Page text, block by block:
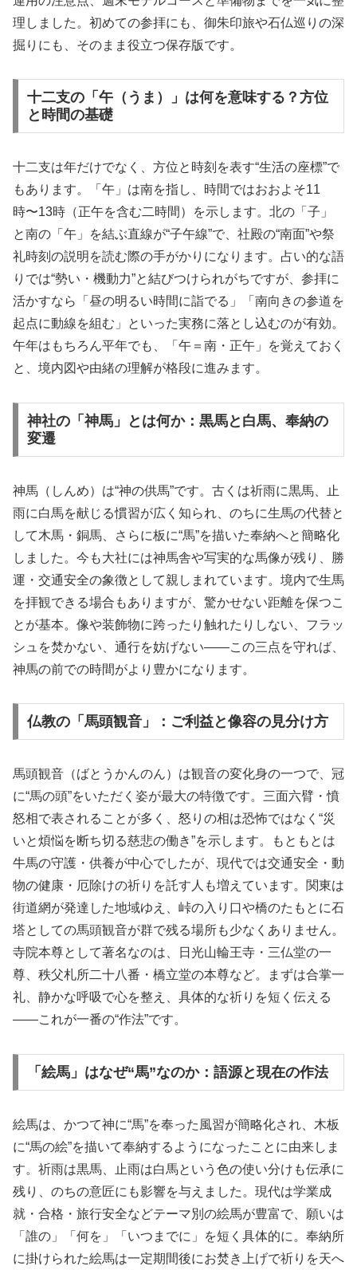
理しました。初めての参拝にも、御朱印旅や石仏巡りの深
掘りにも、そのまま役立つ保存版です。
十二支の「午（うま）」は何を意味する？方位
と時間の基礎
十二支は年だけでなく、方位と時刻を表す“生活の座標”で
もあります。「午」は南を指し、時間ではおおよそ11
時〜13時（正午を含む二時間）を示します。北の「子」
と南の「午」を結ぶ直線が“子午線”で、社殿の“南面”や祭
礼時刻の説明を読む際の手がかりになります。占い的な語
りでは“勢い・機動力”と結びつけられがちですが、参拝に
活かすなら「昼の明るい時間に詣でる」「南向きの参道を
起点に動線を組む」といった実務に落とし込むのが有効。
午年はもちろん平年でも、「午＝南・正午」を覚えておく
と、境内図や由緒の理解が格段に進みます。
神社の「神馬」とは何か：黒馬と白馬、奉納の
変遷
神馬（しんめ）は“神の供馬”です。古くは祈雨に黒馬、止
雨に白馬を献じる慣習が広く知られ、のちに生馬の代替と
して木馬・銅馬、さらに板に“馬”を描いた奉納へと簡略化
しました。今も大社には神馬舎や写実的な馬像が残り、勝
運・交通安全の象徴として親しまれています。境内で生馬
を拝観できる場合もありますが、驚かせない距離を保つこ
とが基本。像や装飾物に跨ったり触れたりしない、フラッ
シュを焚かない、通行を妨げない——この三点を守れば、
神馬の前での時間がより豊かになります。
仏教の「馬頭観音」：ご利益と像容の見分け方
馬頭観音（ばとうかんのん）は観音の変化身の一つで、冠
に“馬の頭”をいただく姿が最大の特徴です。三面六臂・憤
怒相で表されることが多く、怒りの相は恐怖ではなく“災
いと煩悩を断ち切る慈悲の働き”を示します。もともとは
牛馬の守護・供養が中心でしたが、現代では交通安全・動
物の健康・厄除けの祈りを託す人も増えています。関東は
街道網が発達した地域ゆえ、峠の入り口や橋のたもとに石
塔としての馬頭観音が群で残る場所も少なくありません。
寺院本尊として著名なのは、日光山輪王寺・三仏堂の一
尊、秩父札所二十八番・橋立堂の本尊など。まずは合掌一
礼、静かな呼吸で心を整え、具体的な祈りを短く伝える
——これが一番の“作法”です。
「絵馬」はなぜ“馬”なのか：語源と現在の作法
絵馬は、かつて神に“馬”を奉った風習が簡略化され、木板
に“馬の絵”を描いて奉納するようになったことに由来しま
す。祈雨は黒馬、止雨は白馬という色の使い分けも伝承に
残り、のちの意匠にも影響を与えました。現代は学業成
就・合格・旅行安全などテーマ別の絵馬が豊富で、願いは
「誰の」「何を」「いつまでに」を短く具体的に。奉納所
に掛けられた絵馬は一定期間後にお焚き上げで祈りを天へ